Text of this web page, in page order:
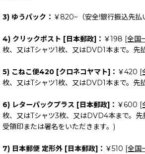
3) ゆうパック： ￥820~（安全!銀行振込先払
4) クリックポスト [日本郵政]： ￥198 [全国
枚、又はTシャツ1枚、又はDVD1本まで。先
5) こねこ便420 [クロネコヤマト]： ￥420 [
枚、又はTシャツ1枚、又はDVD1本まで。先
6) レターパックプラス [日本郵政]： ￥600 [
枚、又はTシャツ3枚、又はDVD4本まで。先
受領印または署名をいただきます。)
7) 日本郵便 定形外 [日本郵政]： ￥510 [全国